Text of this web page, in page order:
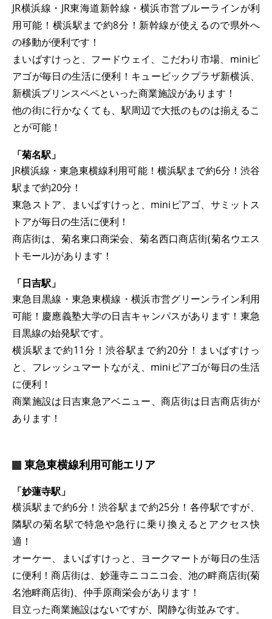
JR横浜線・JR東海道新幹線・横浜市営ブルーラインが利
用可能！横浜駅まで約8分！新幹線が使えるので県外へ
の移動が便利です！
まいばすけっと、フードウェイ、こだわり市場、miniピ
アゴが毎日の生活に便利！キュービックプラザ新横浜、
新横浜プリンスペペといった商業施設があります！
他の街に行かなくても、駅周辺で大抵のものは揃えるこ
とが可能！
「菊名駅」
JR横浜線・東急東横線利用可能！横浜駅まで約6分！渋谷
駅まで約20分！
東急ストア、まいばすけっと、miniピアゴ、サミットス
トアが毎日の生活に便利！
商店街は、菊名東口商栄会、菊名西口商店街(菊名ウエス
トモール)があります！
「日吉駅」
東急目黒線・東急東横線・横浜市営グリーンライン利用
可能！慶應義塾大学の日吉キャンパスがあります！東急
目黒線の始発駅です。
横浜駅まで約11分！渋谷駅まで約20分！まいばすけっ
と、フレッシュマートながえ、miniピアゴが毎日の生活
に便利！
商業施設は日吉東急アベニュー、商店街は日吉商店街が
あります！
東急東横線利用可能エリア
「妙蓮寺駅」
横浜駅まで約6分！渋谷駅まで約25分！各停駅ですが、
隣駅の菊名駅で特急や急行に乗り換えるとアクセス快
適！
オーケー、まいばすけっと、ヨークマートが毎日の生活
に便利！商店街は、妙蓮寺ニコニコ会、池の畔商店街(菊
名池畔商店街)、仲手原商栄会があります！
目立った商業施設はないですが、閑静な街並みです。